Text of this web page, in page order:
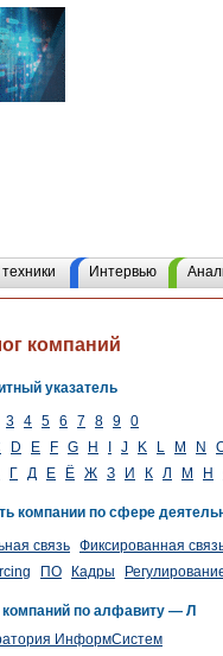
Интервью
компаний
указатель
3 4 5 6 7 8 9 0
D E F G H J K L M N
Г Д Е Ё Ж З И К Л М Н
компании по сфере
связь Фиксированная
ПО Кадры
компаний по алфавиту — Л
ИнформСистем